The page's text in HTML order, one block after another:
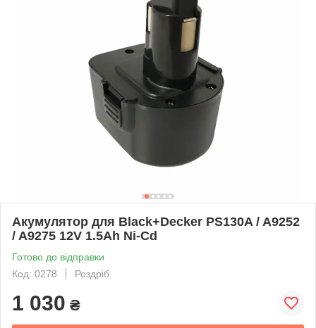
Акумулятор для Black+Decker PS130A / A9252
/ A9275 12V 1.5Ah Ni-Cd
Готово до відправки
Код: 0278
Роздріб
1 030 ₴